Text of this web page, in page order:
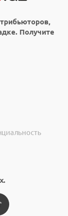
Получите